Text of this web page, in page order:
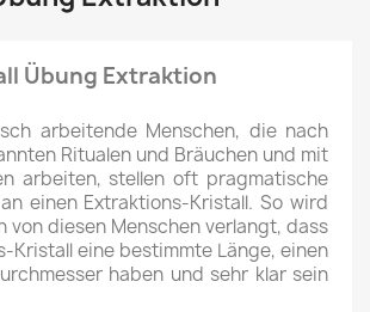
Übung Extraktion
arbeitende Menschen, die nach
Ritualen und Bräuchen und mit
arbeiten, stellen oft pragmatische
einen Extraktions-Kristall. So wird
von diesen Menschen verlangt, dass
Kristall eine bestimmte Länge, einen
haben und sehr klar sein